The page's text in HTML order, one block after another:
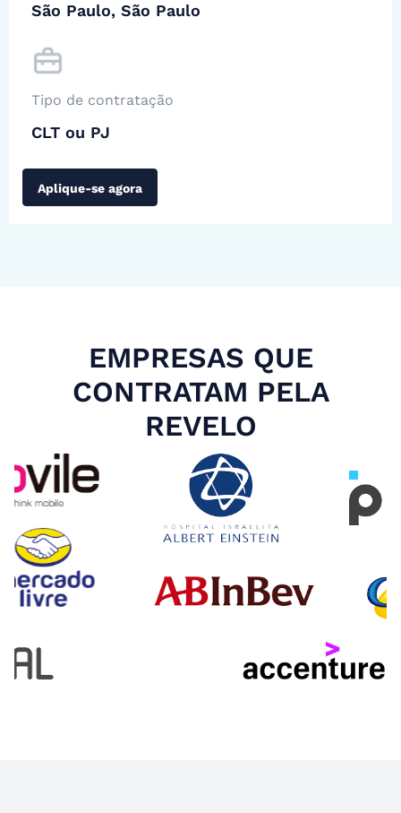
São Paulo, São Paulo
Tipo de contratação
CLT ou PJ
Aplique-se agora
EMPRESAS QUE
CONTRATAM PELA
REVELO